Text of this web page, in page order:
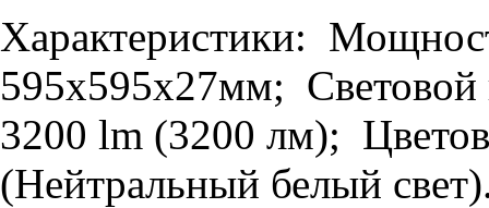
Характеристики:
595х595х27мм; Световой
3200 lm (3200 лм);
(Нейтральный белый